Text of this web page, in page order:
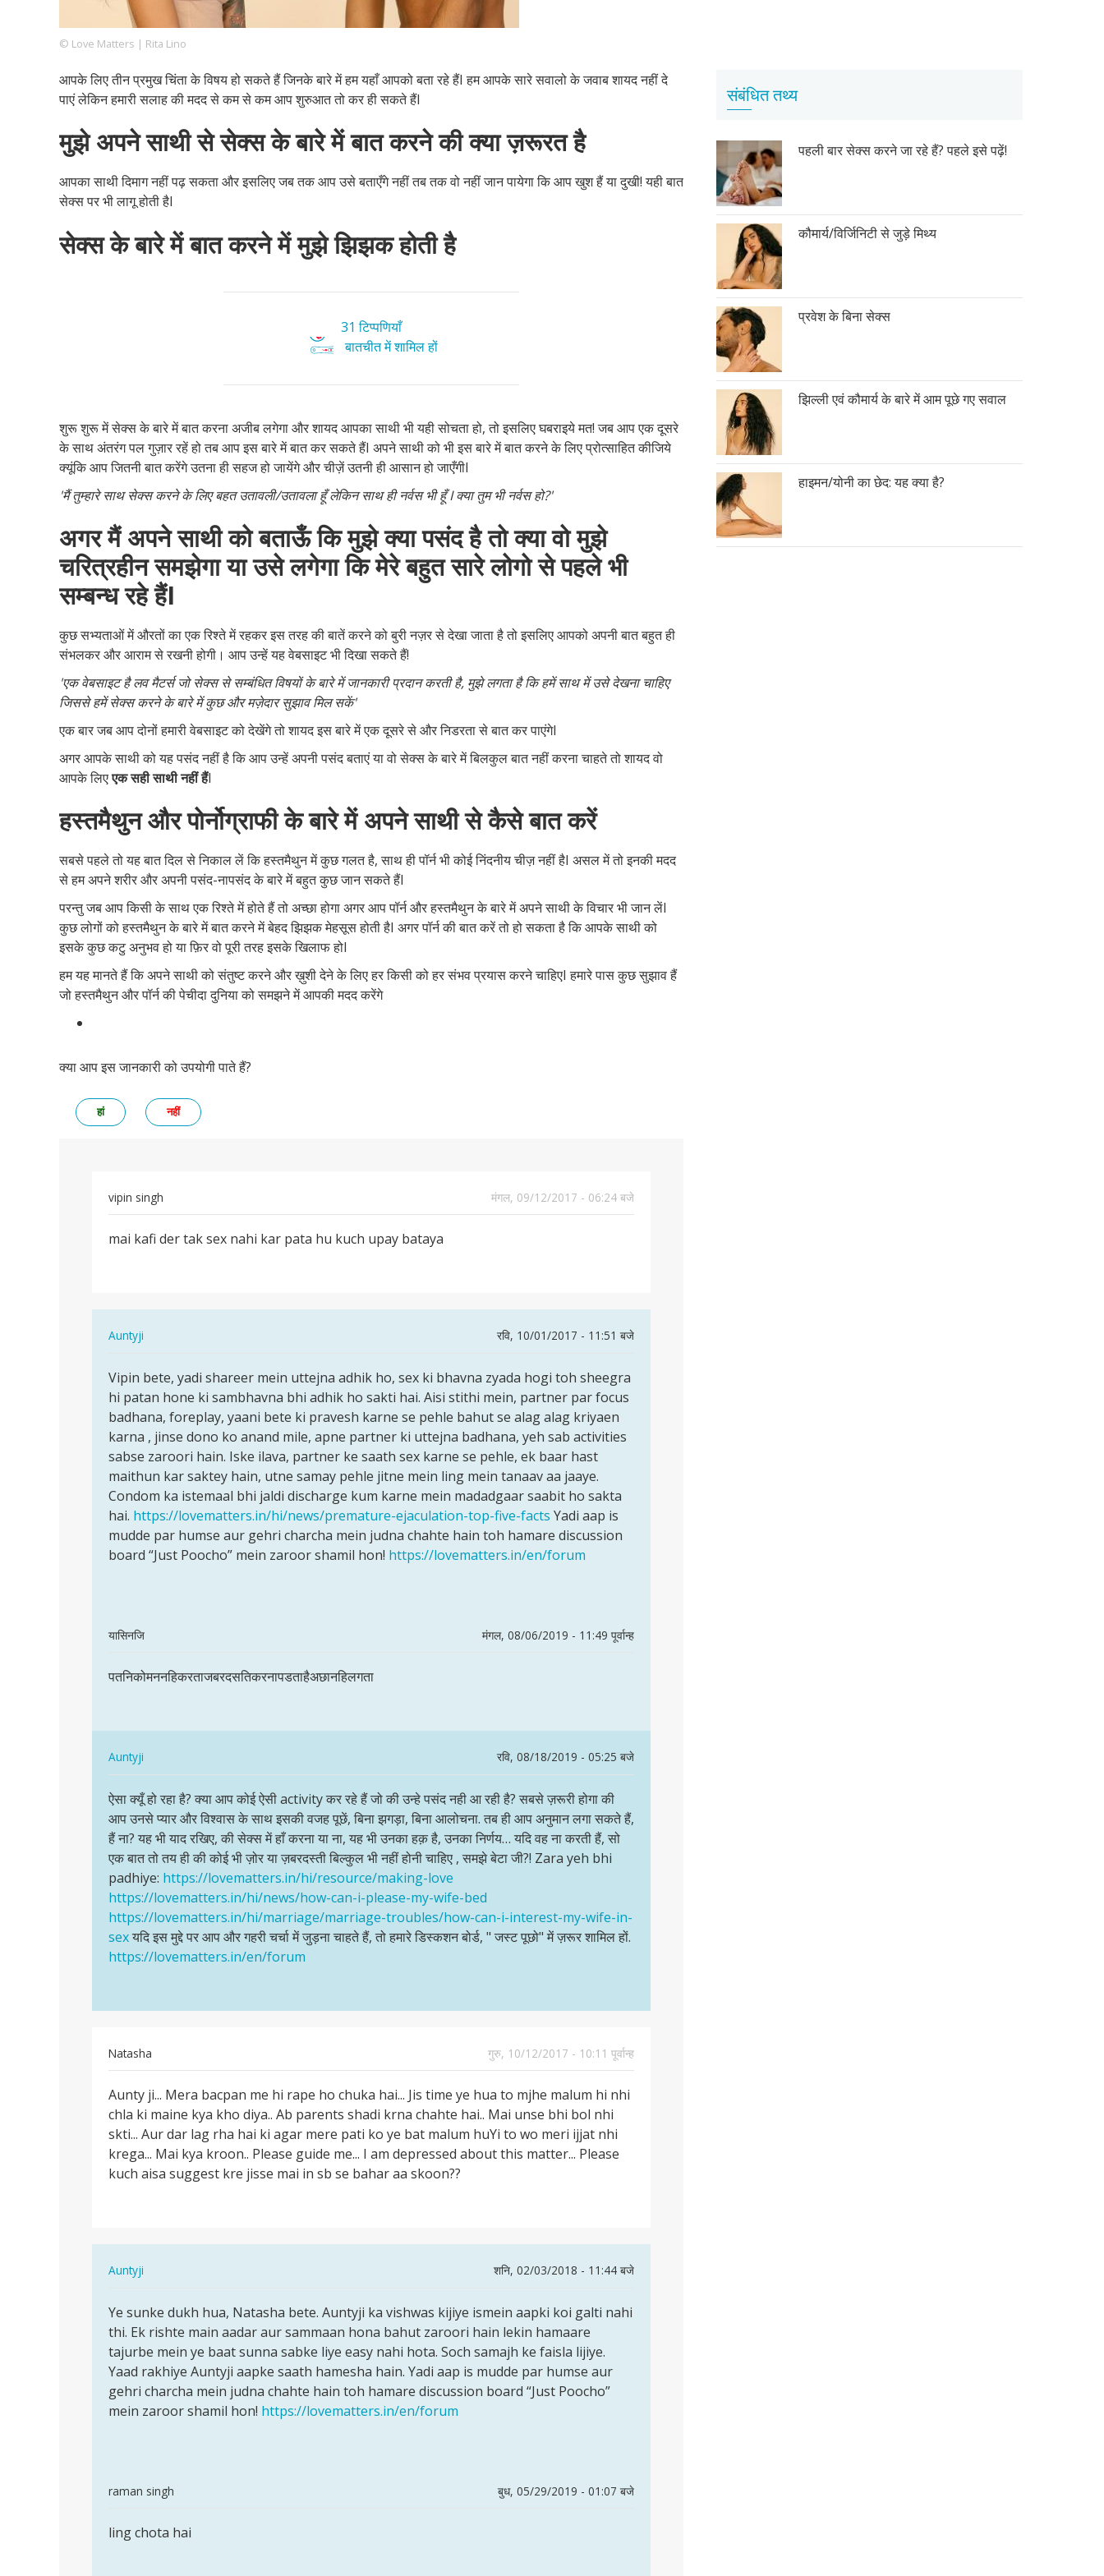
Footer
Company
हमारे सिद्धांत Just Poocho संपर्क करें
© Love Matters | Rita Lino
आपके लिए तीन प्रमुख चिंता के विषय हो सकते हैं जिनके बारे में हम यहाँ आपको बता रहे हैंI हम आपके सारे सवालो के जवाब शायद नहीं दे
पाएं लेकिन हमारी सलाह की मदद से कम से कम आप शुरुआत तो कर ही सकते हैंI
मुझे अपने साथी से सेक्स के बारे में बात करने की क्या ज़रूरत है
आपका साथी दिमाग नहीं पढ़ सकता और इसलिए जब तक आप उसे बताएँगे नहीं तब तक वो नहीं जान पायेगा कि आप खुश हैं या दुखी! यही बात
सेक्स पर भी लागू होती हैI
सेक्स के बारे में बात करने में मुझे झिझक होती है
31 टिप्पणियाँ
बातचीत में शामिल हों
शुरू शुरू में सेक्स के बारे में बात करना अजीब लगेगा और शायद आपका साथी भी यही सोचता हो, तो इसलिए घबराइये मत! जब आप एक दूसरे
के साथ अंतरंग पल गुज़ार रहें हो तब आप इस बारे में बात कर सकते हैंI अपने साथी को भी इस बारे में बात करने के लिए प्रोत्साहित कीजिये
क्यूंकि आप जितनी बात करेंगे उतना ही सहज हो जायेंगे और चीज़ें उतनी ही आसान हो जाएँगीI
'मैं तुम्हारे साथ सेक्स करने के लिए बहत उतावली/उतावला हूँ लेकिन साथ ही नर्वस भी हूँ I क्या तुम भी नर्वस हो?'
अगर मैं अपने साथी को बताऊँ कि मुझे क्या पसंद है तो क्या वो मुझे
चरित्रहीन समझेगा या उसे लगेगा कि मेरे बहुत सारे लोगो से पहले भी
सम्बन्ध रहे हैंI
कुछ सभ्यताओं में औरतों का एक रिश्ते में रहकर इस तरह की बातें करने को बुरी नज़र से देखा जाता है तो इसलिए आपको अपनी बात बहुत ही
संभलकर और आराम से रखनी होगी। आप उन्हें यह वेबसाइट भी दिखा सकते हैं!
'एक वेबसाइट है लव मैटर्स जो सेक्स से सम्बंधित विषयों के बारे में जानकारी प्रदान करती है, मुझे लगता है कि हमें साथ में उसे देखना चाहिए
जिससे हमें सेक्स करने के बारे में कुछ और मज़ेदार सुझाव मिल सकें'
एक बार जब आप दोनों हमारी वेबसाइट को देखेंगे तो शायद इस बारे में एक दूसरे से और निडरता से बात कर पाएंगेI
अगर आपके साथी को यह पसंद नहीं है कि आप उन्हें अपनी पसंद बताएं या वो सेक्स के बारे में बिलकुल बात नहीं करना चाहते तो शायद वो
आपके लिएएक सही साथी नहीं हैंI
हस्तमैथुन और पोर्नोग्राफी के बारे में अपने साथी से कैसे बात करें
सबसे पहले तो यह बात दिल से निकाल लें कि हस्तमैथुन में कुछ गलत है, साथ ही पॉर्न भी कोई निंदनीय चीज़ नहीं हैI असल में तो इनकी मदद
से हम अपने शरीर और अपनी पसंद-नापसंद के बारे में बहुत कुछ जान सकते हैंI
परन्तु जब आप किसी के साथ एक रिश्ते में होते हैं तो अच्छा होगा अगर आप पॉर्न और हस्तमैथुन के बारे में अपने साथी के विचार भी जान लेंI
कुछ लोगों को हस्तमैथुन के बारे में बात करने में बेहद झिझक मेहसूस होती हैI अगर पॉर्न की बात करें तो हो सकता है कि आपके साथी को
इसके कुछ कटु अनुभव हो या फ़िर वो पूरी तरह इसके खिलाफ होI
हम यह मानते हैं कि अपने साथी को संतुष्ट करने और ख़ुशी देने के लिए हर किसी को हर संभव प्रयास करने चाहिएI हमारे पास कुछ सुझाव हैं
जो हस्तमैथुन और पॉर्न की पेचीदा दुनिया को समझने में आपकी मदद करेंगे
क्या आप इस जानकारी को उपयोगी पाते हैं?
हां नहीं
vipin singh
मंगल, 09/12/2017 - 06:24 बजे
mai
nahi…
mai kafi der tak sex nahi kar pata hu kuch upay bataya
Auntyji
रवि, 10/01/2017 - 11:51 बजे
to
mai
kafi
der
tak
sex
nahi…
by
vipin
singh
Vipin
bete,
yadi
shareer…
Vipin bete, yadi shareer mein uttejna adhik ho, sex ki bhavna zyada hogi toh sheegra
hi patan hone ki sambhavna bhi adhik ho sakti hai. Aisi stithi mein, partner par focus
badhana, foreplay, yaani bete ki pravesh karne se pehle bahut se alag alag kriyaen
karna , jinse dono ko anand mile, apne partner ki uttejna badhana, yeh sab activities
sabse zaroori hain. Iske ilava, partner ke saath sex karne se pehle, ek baar hast
maithun kar saktey hain, utne samay pehle jitne mein ling mein tanaav aa jaaye.
Condom ka istemaal bhi jaldi discharge kum karne mein madadgaar saabit ho sakta
hai. https://lovematters.in/hi/news/premature-ejaculation-top-five-facts Yadi aap is
mudde par humse aur gehri charcha mein judna chahte hain toh hamare discussion
board “Just Poocho” mein zaroor shamil hon! https://lovematters.in/en/forum
यासिनजि
मंगल, 08/06/2019 - 11:49 पूर्वान्ह
In
to
der
sex
nahi…
by
vipin
singh
पतनिकोमननहिकरताजबरदसतिकरनापड…
पतनिकोमननहिकरताजबरदसतिकरनापडताहैअछानहिलगता
Auntyji
रवि, 08/18/2019 - 05:25 बजे
reply
to
पतनिकोमननहिकरताजबरदसतिकरनापड…
by
यासिनजि
ऐसा
क्यूँ
हो
रहा
है?
क्या
आप…
ऐसा क्यूँ हो रहा है? क्या आप कोई ऐसी activity कर रहे हैं जो की उन्हे पसंद नही आ रही है? सबसे ज़रूरी होगा की
आप उनसे प्यार और विश्वास के साथ इसकी वजह पूछें, बिना झगड़ा, बिना आलोचना. तब ही आप अनुमान लगा सकते हैं,
हैं ना? यह भी याद रखिए, की सेक्स में हाँ करना या ना, यह भी उनका हक़ है, उनका निर्णय… यदि वह ना करती हैं, सो
एक बात तो तय ही की कोई भी ज़ोर या ज़बरदस्ती बिल्कुल भी नहीं होनी चाहिए , समझे बेटा जी?! Zara yeh bhi
padhiye: https://lovematters.in/hi/resource/making-love
https://lovematters.in/hi/news/how-can-i-please-my-wife-bed
https://lovematters.in/hi/marriage/marriage-troubles/how-can-i-interest-my-wife-in-
sexयदि इस मुद्दे पर आप और गहरी चर्चा में जुड़ना चाहते हैं, तो हमारे डिस्कशन बोर्ड, " जस्ट पूछो" में ज़रूर शामिल हों.
https://lovematters.in/en/forum
Natasha
गुरु, 10/12/2017 - 10:11 पूर्वान्ह
Aunty
ji...
Mera
bacpan
me…
Aunty ji... Mera bacpan me hi rape ho chuka hai... Jis time ye hua to mjhe malum hi nhi
chla ki maine kya kho diya.. Ab parents shadi krna chahte hai.. Mai unse bhi bol nhi
skti... Aur dar lag rha hai ki agar mere pati ko ye bat malum huYi to wo meri ijjat nhi
krega... Mai kya kroon.. Please guide me... I am depressed about this matter... Please
kuch aisa suggest kre jisse mai in sb se bahar aa skoon??
Auntyji
शनि, 02/03/2018 - 11:44 बजे
to
Aunty
ji...
Mera
bacpan
me…
Ye
sunke
dukh
hua,
Natasha…
Ye sunke dukh hua, Natasha bete. Auntyji ka vishwas kijiye ismein aapki koi galti nahi
thi. Ek rishte main aadar aur sammaan hona bahut zaroori hain lekin hamaare
tajurbe mein ye baat sunna sabke liye easy nahi hota. Soch samajh ke faisla lijiye.
Yaad rakhiye Auntyji aapke saath hamesha hain. Yadi aap is mudde par humse aur
gehri charcha mein judna chahte hain toh hamare discussion board “Just Poocho”
mein zaroor shamil hon! https://lovematters.in/en/forum
raman singh
बुध, 05/29/2019 - 01:07 बजे
to
ling
ling chota hai
संबंधित तथ्य
पहली बार सेक्स करने जा रहे हैं? पहले इसे पढ़ें!
कौमार्य/विर्जिनिटी से जुड़े मिथ्य
प्रवेश के बिना सेक्स
झिल्ली एवं कौमार्य के बारे में आम पूछे गए सवाल
हाइमन/योनी का छेद: यह क्या है?